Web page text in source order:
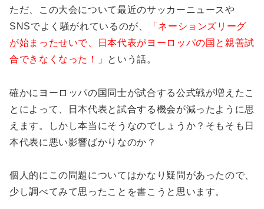
ただ、この大会について最近のサッカーニュースや
SNSでよく騒がれているのが、
「ネーションズリーグ
が始まったせいで、日本代表がヨーロッパの国と親善試
合できなくなった！」 という話。
確かにヨーロッパの国同士が試合する公式戦が増えたこ
とによって、日本代表と試合する機会が減ったように思
えます。しかし本当にそうなのでしょうか？そもそも日
本代表に悪い影響ばかりなのか？
個人的にこの問題についてはかなり疑問があったので、
少し調べてみて思ったことを書こうと思います。